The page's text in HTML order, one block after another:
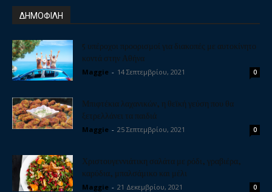
ΔΗΜΟΦΙΛΗ
5 υπέροχοι προορισμοί για διακοπές με αυτοκίνητο
κοντά στην Αθήνα
Maggie - 14 Σεπτεμβρίου, 2021 0
Μπιφτέκια λαχανικών, η θεϊκή γεύση που θα
ξετρελλάνει τα παιδιά
Maggie - 25 Σεπτεμβρίου, 2021 0
Χριστουγεννιάτικη σαλάτα με ρόδι, γραβιέρα,
καρύδια, μπαλσάμικο και μέλι
Maggie - 21 Δεκεμβρίου, 2021 0